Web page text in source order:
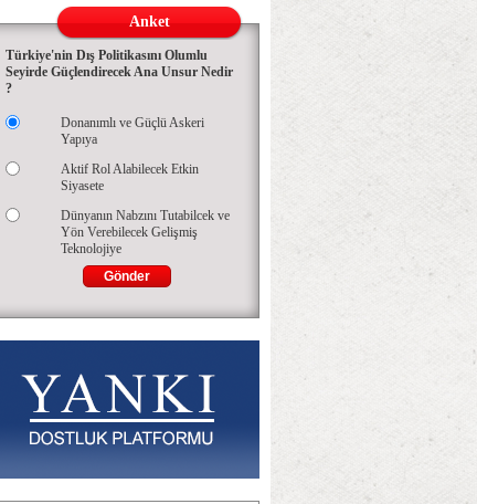
Anket
Türkiye'nin Dış Politikasını Olumlu
Seyirde Güçlendirecek Ana Unsur Nedir
?
Donanımlı ve Güçlü Askeri
Yapıya
Aktif Rol Alabilecek Etkin
Siyasete
Dünyanın Nabzını Tutabilcek ve
Yön Verebilecek Gelişmiş
Teknolojiye